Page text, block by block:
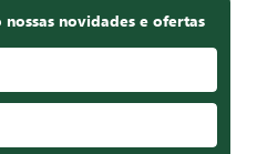
novidades e ofertas